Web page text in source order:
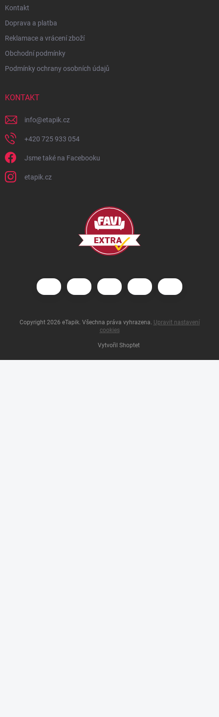
Kontakt
Doprava a platba
Reklamace a vrácení zboží
Obchodní podmínky
Podmínky ochrany osobních údajů
KONTAKT
info@etapik.cz
+420 725 933 054
Jsme také na Facebooku
etapik.cz
Vytvořil Shoptet
Copyright 2026 eTapik. Všechna práva vyhrazena. Upravit nastavení
cookies